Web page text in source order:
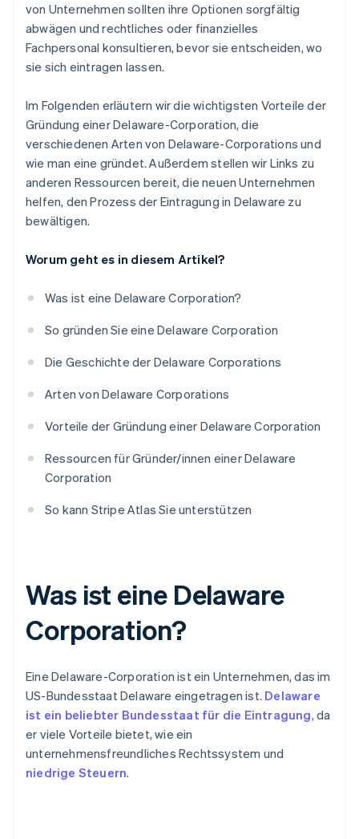
von Unternehmen sollten ihre Optionen sorgfältig
abwägen und rechtliches oder finanzielles
Fachpersonal konsultieren, bevor sie entscheiden, wo
sie sich eintragen lassen.
Im Folgenden erläutern wir die wichtigsten Vorteile der
Gründung einer Delaware-Corporation, die
verschiedenen Arten von Delaware-Corporations und
wie man eine gründet. Außerdem stellen wir Links zu
anderen Ressourcen bereit, die neuen Unternehmen
helfen, den Prozess der Eintragung in Delaware zu
bewältigen.
Worum geht es in diesem Artikel?
Was ist eine Delaware Corporation?
So gründen Sie eine Delaware Corporation
Die Geschichte der Delaware Corporations
Arten von Delaware Corporations
Vorteile der Gründung einer Delaware Corporation
Ressourcen für Gründer/innen einer Delaware
Corporation
So kann Stripe Atlas Sie unterstützen
Was ist eine Delaware
Corporation?
Eine Delaware-Corporation ist ein Unternehmen, das im
US-Bundesstaat Delaware eingetragen ist. Delaware
ist ein beliebter Bundesstaat für die Eintragung, da
er viele Vorteile bietet, wie ein
unternehmensfreundliches Rechtssystem und
niedrige Steuern.